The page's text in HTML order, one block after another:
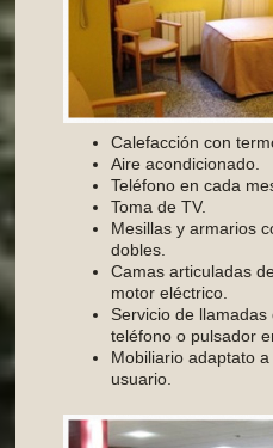
Calefacción con
Aire acondicionado.
Teléfono en cada
Toma de TV.
Mesillas y armarios
dobles.
Camas articuladas
motor eléctrico.
Servicio de
teléfono o pulsador
Mobiliario adaptato
usuario.